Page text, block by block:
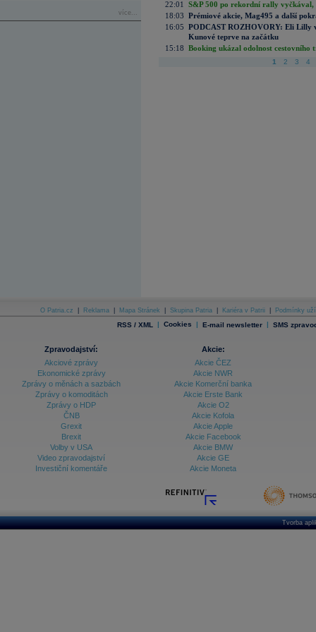
více...
22:01
S&P 500 po rekordní rally vyčkával,
18:03 Prémiové akcie, Mag495 a další
16:05 PODCAST ROZHOVORY: Eli Lilly
Kunové teprve na začátku
15:18 Booking ukázal odolnost cestovního
1 2 3 4
O Patria.cz Reklama Mapa Stránek Skupina Patria Kariéra v Patrii Podmínky
RSS / XML | Cookies | E-mail newsletter | SMS
Zpravodajství:
Akciové zprávy
Ekonomické zprávy
Zprávy o měnách a sazbách
Zprávy o komoditách
Zprávy o HDP
ČNB
Grexit
Brexit
Volby v USA
Video zpravodajství
Investiční komentáře
Akcie:
Akcie ČEZ
Akcie NWR
Akcie Komerční banka
Akcie Erste Bank
Akcie O2
Akcie Kofola
Akcie Apple
Akcie Facebook
Akcie BMW
Akcie GE
Akcie Moneta
Tvorba